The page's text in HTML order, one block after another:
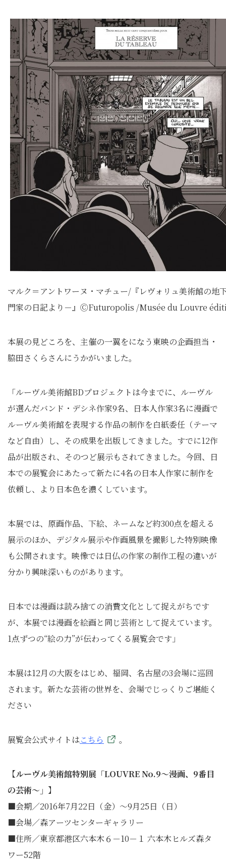
マルク＝アントワーヌ・マチュー/『レヴォリュ美術館の地
門家の日記より－』ⒸFuturopolis /Musée du Louvre
本展の見どころを、主催の一翼をになう東映の企画担当・
脇田さくらさんにうかがいました。
「ルーヴル美術館BDプロジェクトは今までに、ルーヴル
が選んだバンド・デシネ作家9名、日本人作家3名に漫画で
ルーヴル美術館を表現する作品の制作を白紙委任（テーマ
など自由）し、その成果を出版してきました。すでに12作
品が出版され、そのつど展示もされてきました。今回、日
本での展覧会にあたって新たに4名の日本人作家に制作を
依頼し、より日本色を濃くしています。
本展では、原画作品、下絵、ネームなど約300点を超える
展示のほか、デジタル展示や作画風景を撮影した特別映像
も公開されます。映像では日仏の作家の制作工程の違いが
分かり興味深いものがあります。
日本では漫画は読み捨ての消費文化として捉えがちです
が、本展では漫画を絵画と同じ芸術として捉えています。
1点ずつの“絵の力”が伝わってくる展覧会です」
本展は12月の大阪をはじめ、福岡、名古屋の3会場に巡回
されます。新たな芸術の世界を、会場でじっくりご堪能く
ださい
展覧会公式サイトはこちら 。
【ルーヴル美術館特別展「LOUVRE No.9～漫画、9番目
の芸術～」】
■会期／2016年7月22日（金）～9月25日（日）
■会場／森アーツセンターギャラリー
■住所／東京都港区六本木６－10－１ 六本木ヒルズ森タ
ワー52階